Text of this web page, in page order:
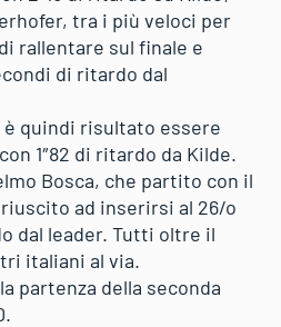
tra i più veloci per
rallentare sul finale e
di ritardo dal
quindi risultato essere
1″82 di ritardo da Kilde.
Bosca, che partito con il
ad inserirsi al 26/o
dal leader. Tutti oltre il
italiani al via.
partenza della seconda